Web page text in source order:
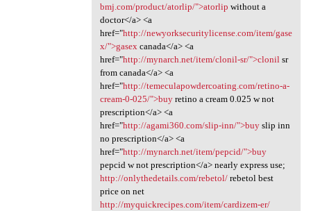
bmj.com/product/atorlip/">atorlip without a
doctor</a> <a
href="http://newyorksecuritylicense.com/item/gase
x/">gasex canada</a> <a
href="http://mynarch.net/item/clonil-sr/">clonil sr
from canada</a> <a
href="http://temeculapowdercoating.com/retino-a-
cream-0-025/">buyretino a cream 0.025 w not
prescription</a> <a
href="http://agami360.com/slip-inn/">buyslip inn
no prescription</a> <a
href="http://mynarch.net/item/pepcid/">buy
pepcid w not prescription</a> nearly express use;
http://onlythedetails.com/rebetol/rebetol best
price on net
http://myquickrecipes.com/item/cardizem-er/